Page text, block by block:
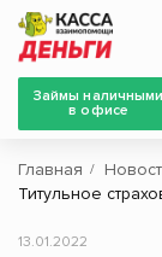
Займы наличными
в офисе
Главная
Титульное
13.01.2022